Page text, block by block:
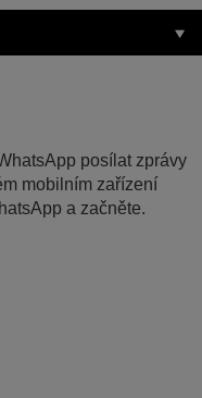
posílat zprávy
mobilním zařízení
a začněte.